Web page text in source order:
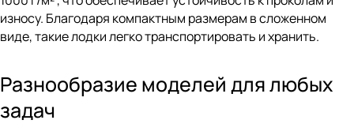
износу. Благодаря компактным размерам в сложенном
виде, такие лодки легко транспортировать и хранить.
Разнообразие моделей для любых
задач